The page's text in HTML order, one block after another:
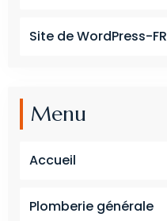
Site de WordPress-FR
Menu
Accueil
Plomberie générale